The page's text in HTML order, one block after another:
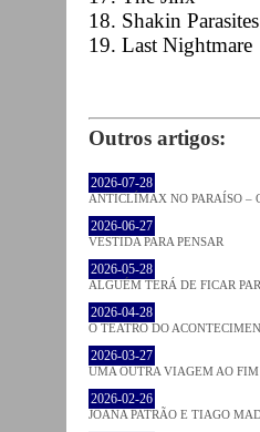
18. Shakin Parasites
19. Last Nightmare
Outros artigos:
2026-07-28
ANTICLÍMAX NO PARAÍSO –
2026-06-27
VESTIDA PARA PENSAR
2026-05-28
ALGUÉM TERÁ DE FICAR
2026-04-28
O TEATRO DO
2026-03-27
UMA OUTRA VIAGEM AO
2026-02-26
JOANA PATRÃO E TIAGO